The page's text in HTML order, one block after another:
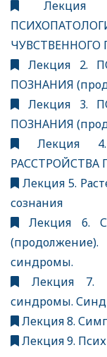
Лекция
Лекция 2.
ПОЗНАНИЯ
Лекция 3.
ПОЗНАНИЯ
Лекция 4.
Лекция 5.
сознания
Лекция 6.
синдромы.
Лекция 7.
синдромы.
Лекция 8.
Лекция 9.